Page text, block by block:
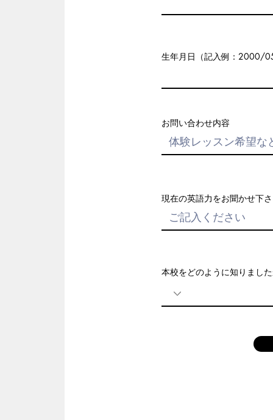
生年月日（記入例：2000/
お問い合わせ内容
現在の英語力をお聞かせ
本校をどのように知りまし